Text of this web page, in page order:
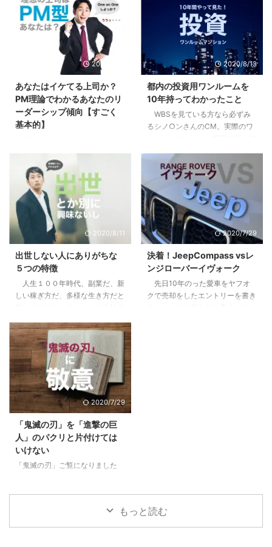
2020/9/10
あなたはイケてる上司か？
PM理論でわかるあなたのリ
ーダーシップ傾向【すごく
基本的】
ーダーシップはあるのか疑問に思
ったり、不安になったはしていま
せんか？自分はイケてるリーダー
なのか？違うのか？気になってし
まったり。 まずはあなたの行動
特性から現在の特徴を見て見まし
ょう。 目次1 PM理論でわかるあ
なたのリーダーシップ【まずはこ
れだけは知っておこう】2 pM型
のあなたは、自己マン注意報3
Pm型のあなたは、無理にPM目指
さなくていいかも4 pm型のあな
た、大丈夫。これから楽しめる5
ーとしての次の次元へ6 ご自分の
PM型を診断して ...
2020/8/13
都内の投資用ワンルームを
10年持ってわかったこと
WBSを見ている方なら必ずみ
るシノ○ンさんのCM。実際のワ
が多少なりとも参考になればと思
います。 目次1 先日売り先が見つ
かり200万くらい儲かった2 「時
間を資産に変える投資」という妙
味3 僕が10年持って手放した３つ
の理由3.1 全ては自分には返って
こないリターン3.2 節税効果とい
くないが、減らすことができにく
い4 やってよかったと思う２つの
こと4.1 税制や資産運用の勉強に
なる。自分で持つのは全然違う。
2020/8/11
出世しない人にありがちな
５つの特徴
人生１００年時代、副業だ、新
しい稼ぎ方だ、多様な生き方だと
少は出世をしていきたいじゃない
かと思っている方に、少しでも参
考になればと思います。 目次1
下記に当てはまる場合は出世から
遠ざかっている1.1 他の社員より
研修を受けていない＝あなたの期
待値が下がっている1.2 仕事の内
ずっとそれをやっていてくれ1.3
気にかけてくれる上役、上司がい
ない＝上がるエンジンがない2 そ
んな自分がこんな傾向に陥ってい
2020/7/29
決着！JeepCompass vsレ
ンジローバーイヴォーク
先日10年のった愛車をヤフオ
クで売却をしたエントリーを書き
2020/7/29
「鬼滅の刃」を「進撃の巨
人」のパクリと片付けては
いけない
「鬼滅の刃」ご覧になりました
はそんなことない、作者にとても
敬意を表したく。稚拙ながら僕な
もっと読む